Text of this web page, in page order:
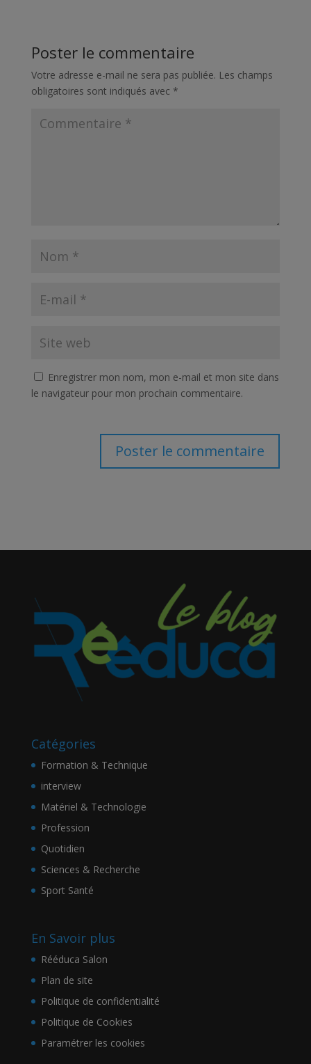
Poster le commentaire
Votre adresse e-mail ne sera pas publiée. Les champs
obligatoires sont indiqués avec *
Enregistrer mon nom, mon e-mail et mon site dans
le navigateur pour mon prochain commentaire.
Catégories
Formation & Technique
interview
Matériel & Technologie
Profession
Quotidien
Sciences & Recherche
Sport Santé
En Savoir plus
Rééduca Salon
Plan de site
Politique de confidentialité
Politique de Cookies
Paramétrer les cookies